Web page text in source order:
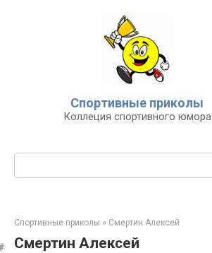
Спортивные приколы
Коллеция спортивного юмора
Спортивные приколы » Смертин Алексей
Смертин Алексей